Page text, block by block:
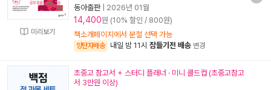
미리보기
동아출판| 2026년 01월
14,400원 (10% 할인 / 800원)
책소개페이지에서 분철 선택 가능
양탄자배송 내일 밤 11시 잠들기전 배송 변경
초중고 참고서 + 스터디 플래너 · 미니 콜드컵 (초중고참고
서 3만원 이상)